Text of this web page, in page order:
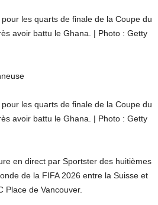
pour les quarts de finale de la Coupe du
avoir battu le Ghana. | Photo : Getty
pour les quarts de finale de la Coupe du
avoir battu le Ghana. | Photo : Getty
en direct par Sportster des huitièmes
de la FIFA 2026 entre la Suisse et
Place de Vancouver.